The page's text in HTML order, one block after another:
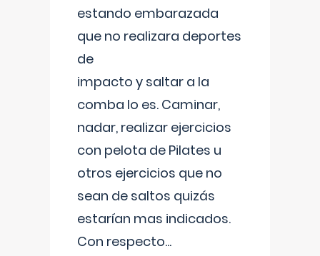
estando embarazada
que no realizara deportes
de
impacto y saltar a la
comba lo es. Caminar,
nadar, realizar ejercicios
con pelota de Pilates u
otros ejercicios que no
sean de saltos quizás
estarían mas indicados.
Con respecto...